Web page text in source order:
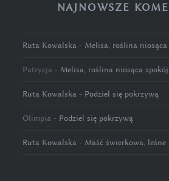
NAJNOWSZE
Ruta Kowalska - Melisa, roślina niosąca
Patrycja - Melisa, roślina niosąca spokój
Ruta Kowalska - Podziel się pokrzywą
Olimpia - Podziel się pokrzywą
Ruta Kowalska - Maść świerkowa, leśne